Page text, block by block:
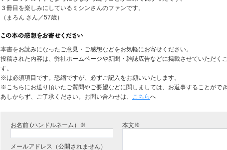
３冊目を楽しみにしているミシンさんのファンです。
（まろん さん／57歳）
本書をお読みになったご意見・ご感想などをお気軽にお寄せください。
投稿された内容は、弊社ホームページや新聞・雑誌広告などに掲載させていただく
す。
※は必須項目です。恐縮ですが、必ずご記入をお願いいたします。
※こちらにお送り頂いたご質問やご要望などに関しましては、お返事することができ
あしからず、ご了承ください。お問い合わせは、 こちらへ
お名前 (ハンドルネーム）※
メールアドレス（公開されません）
本文※